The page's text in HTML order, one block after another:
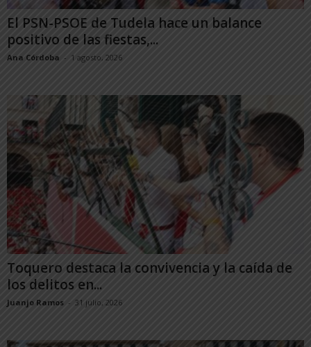
El PSN-PSOE de Tudela hace un balance
positivo de las fiestas,...
Ana Córdoba - 1 agosto, 2026
Toquero destaca la convivencia y la caída de
los delitos en...
Juanjo Ramos - 31 julio, 2026